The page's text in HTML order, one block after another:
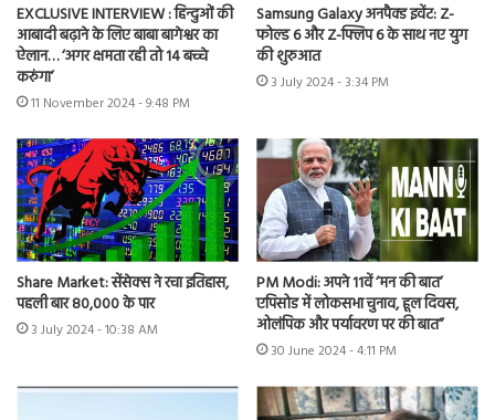
EXCLUSIVE INTERVIEW : हिन्दुओं की
आबादी बढ़ाने के लिए बाबा बागेश्वर का
ऐलान… ‘अगर क्षमता रही तो 14 बच्चे
करुंगा’
11 November 2024 - 9:48 PM
Samsung Galaxy अनपैक्ड इवेंट: Z-
फोल्ड 6 और Z-फ्लिप 6 के साथ नए युग
की शुरुआत
3 July 2024 - 3:34 PM
Share Market: सेंसेक्स ने रचा इतिहास,
पहली बार 80,000 के पार
3 July 2024 - 10:38 AM
PM Modi: अपने 11वें ‘मन की बात’
एपिसोड में लोकसभा चुनाव, हूल दिवस,
ओलंपिक और पर्यावरण पर की बात”
30 June 2024 - 4:11 PM